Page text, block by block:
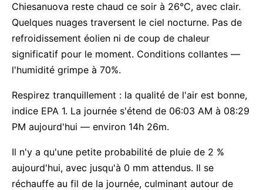
Chiesanuova reste chaud ce soir à 26°C, avec clair.
Quelques nuages traversent le ciel nocturne. Pas de
refroidissement éolien ni de coup de chaleur
significatif pour le moment. Conditions collantes —
l'humidité grimpe à 70%.
Respirez tranquillement : la qualité de l'air est bonne,
indice EPA 1. La journée s'étend de 06:03 AM à 08:29
PM aujourd'hui — environ 14h 26m.
Il n'y a qu'une petite probabilité de pluie de 2 %
aujourd'hui, avec jusqu'à 0 mm attendus. Il se
réchauffe au fil de la journée, culminant autour de